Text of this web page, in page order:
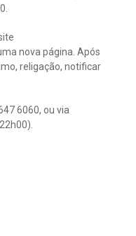
nova página. Após
religação, notificar
6060, ou via